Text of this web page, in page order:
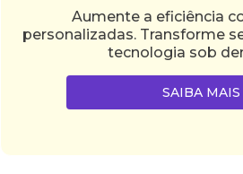
Aumente a eficiência
personalizadas. Transforme
tecnologia sob
SAIBA MAIS